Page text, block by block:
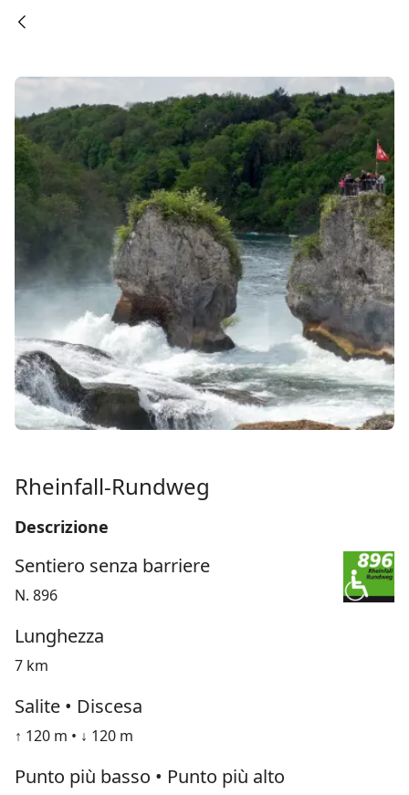
Rheinfall-Rundweg
Descrizione
Sentiero senza barriere
N. 896
Lunghezza
7 km
Salite • Discesa
↑ 120 m • ↓ 120 m
Punto più basso • Punto più alto